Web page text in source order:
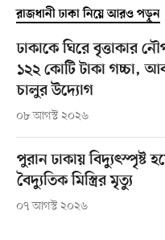
রাজধানী ঢাকা নিয়ে আরও পড়ুন
ঢাকাকে ঘিরে বৃত্তাকার
১২২ কোটি টাকা গচ্চা,
চালুর উদ্যোগ
০৮ আগস্ট ২০২৬
পুরান ঢাকায় বিদ্যুৎস্পৃষ্ট
বৈদ্যুতিক মিস্ত্রির মৃত্যু
০৭ আগস্ট ২০২৬